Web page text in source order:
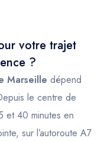
votre trajet
?
Marseille dépend
le centre de
et 40 minutes en
sur l’autoroute A7